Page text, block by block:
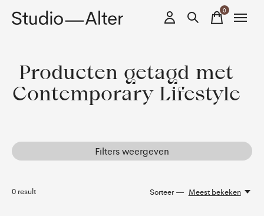
0items
Producten getagd met
Contemporary Lifestyle
Filters weergeven
0 result Sorteer — Meest bekeken